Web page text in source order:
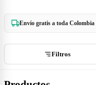
Envío gratis a toda Colombia
Filtros